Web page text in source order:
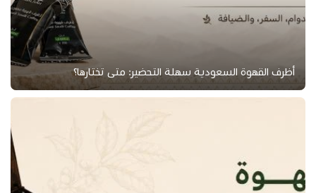
أظرف القهوة السعودية سهلة التحضير: متى تختارها؟